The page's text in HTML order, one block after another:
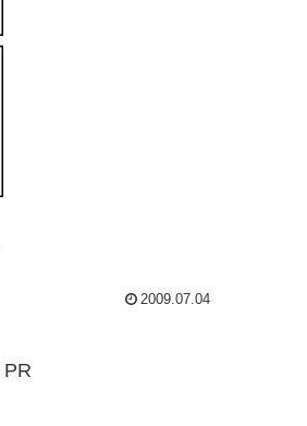
2009.07.04
PR